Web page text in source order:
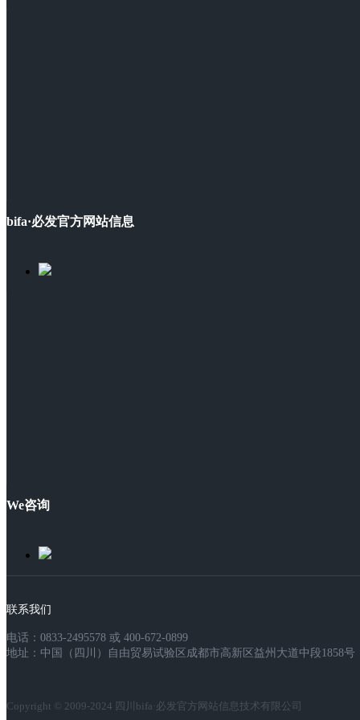
bifa·必发官方网站信息
We咨询
联系我们
电话：0833-2495578 或 400-672-0899
地址：中国（四川）自由贸易试验区成都市高新区益州大道中段1858号
Copyright © 2009-2024 四川bifa·必发官方网站信息技术有限公司